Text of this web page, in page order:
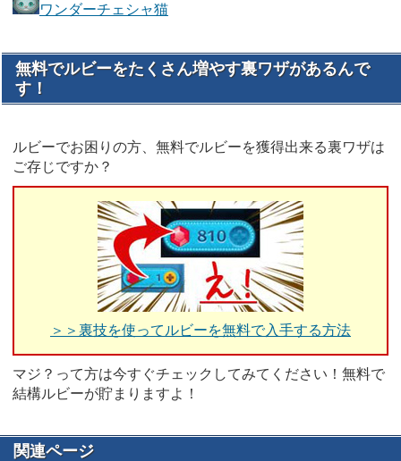
ワンダーチェシャ猫
無料でルビーをたくさん増やす裏ワザがあるんで
す！
ルビーでお困りの方、無料でルビーを獲得出来る裏ワザは
ご存じですか？
＞＞裏技を使ってルビーを無料で入手する方法
マジ？って方は今すぐチェックしてみてください！無料で
結構ルビーが貯まりますよ！
関連ページ